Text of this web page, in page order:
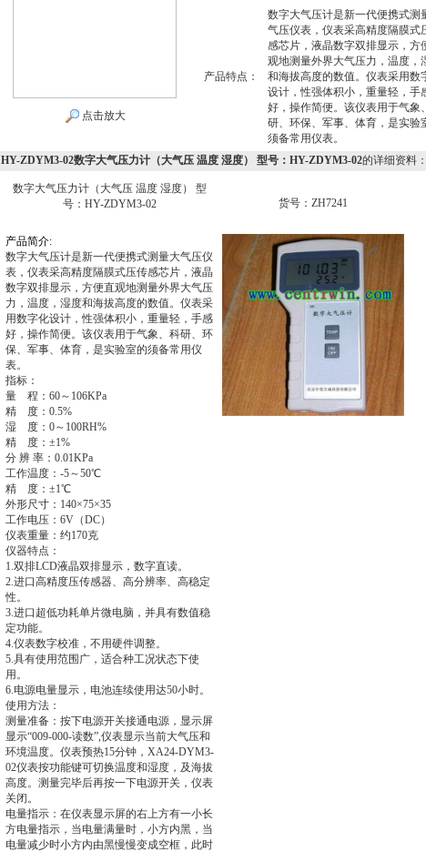
点击放大
产品特点：
数字大气压计是新一代便携式测
气压仪表，仪表采高精度隔膜式
感芯片，液晶数字双排显示，方
观地测量外界大气压力，温度，
和海拔高度的数值。仪表采用数
设计，性强体积小，重量轻，手
好，操作简便。该仪表用于气象
研、环保、军事、体育，是实验
须备常用仪表。
HY-ZDYM3-02数字大气压力计（大气压 温度 湿度） 型号：HY-ZDYM3-02的详细资料：
数字大气压力计（大气压 温度 湿度） 型
号：HY-ZDYM3-02
货号：ZH7241
产品简介:
数字大气压计是新一代便携式测量大气压仪
表，仪表采高精度隔膜式压传感芯片，液晶
数字双排显示，方便直观地测量外界大气压
力，温度，湿度和海拔高度的数值。仪表采
用数字化设计，性强体积小，重量轻，手感
好，操作简便。该仪表用于气象、科研、环
保、军事、体育，是实验室的须备常用仪
表。
指标：
量 程：60～106KPa
精 度：0.5%
湿 度：0～100RH%
精 度：±1%
分 辨 率：0.01KPa
工作温度：-5～50℃
精 度：±1℃
外形尺寸：140×75×35
工作电压：6V（DC）
仪表重量：约170克
仪器特点：
1.双排LCD液晶双排显示，数字直读。
2.进口高精度压传感器、高分辨率、高稳定
性。
3.进口超低功耗单片微电脑，并具有数值稳
定功能。
4.仪表数字校准，不用硬件调整。
5.具有使用范围广，适合种工况状态下使
用。
6.电源电量显示，电池连续使用达50小时。
使用方法：
测量准备：按下电源开关接通电源，显示屏
显示“009-000-读数”,仪表显示当前大气压和
环境温度。仪表预热15分钟，XA24-DYM3-
02仪表按功能键可切换温度和湿度，及海拔
高度。测量完毕后再按一下电源开关，仪表
关闭。
电量指示：在仪表显示屏的右上方有一小长
方电量指示，当电量满量时，小方内黑，当
电量减少时小方内由黑慢慢变成空框，此时